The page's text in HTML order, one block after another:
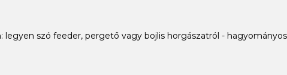
szó feeder, pergető vagy bojlis horgászatról -